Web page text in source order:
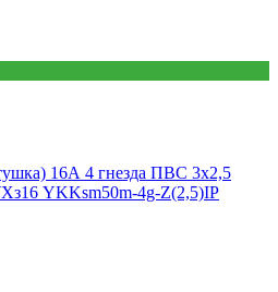
16А 4 гнезда ПВС 3х2,5
YKKsm50m-4g-Z(2,5)IP